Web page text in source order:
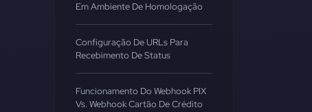
Em Ambiente De Homologação
Configuração De URLs Para
Recebimento De Status
Funcionamento Do Webhook PIX
Vs. Webhook Cartão De Crédito